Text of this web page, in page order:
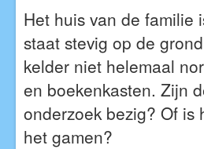
Het huis van de familie
staat stevig op de
kelder niet helemaal
en boekenkasten. Zijn
onderzoek bezig? Of
het gamen?